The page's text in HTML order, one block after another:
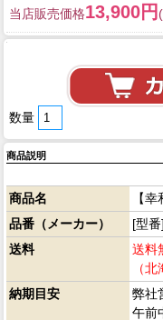
当店販売価格13,900円
数量
商品説明
商品名
【
品番（メーカー）
[型
送料
送料
（
納期目安
弊社
午前